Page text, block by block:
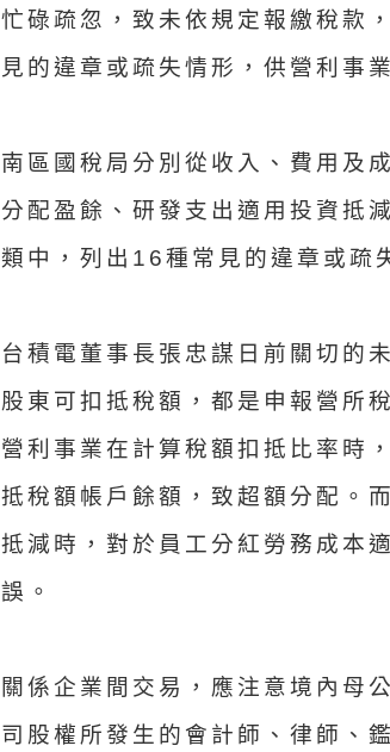
忙碌疏忽，致未依規定報繳稅款
見的違章或疏失情形，供營利事
南區國稅局分別從收入、費用及
分配盈餘、研發支出適用投資抵
類中，列出16種常見的違章或疏
台積電董事長張忠謀日前關切的
股東可扣抵稅額，都是申報營所
營利事業在計算稅額扣抵比率時
抵稅額帳戶餘額，致超額分配。
抵減時，對於員工分紅勞務成本
誤。
關係企業間交易，應注意境內母
司股權所發生的會計師、律師、